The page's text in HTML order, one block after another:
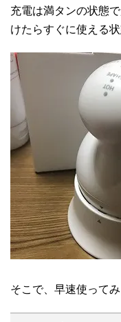
充電は満タンの状態
けたらすぐに使える状
そこで、早速使ってみ